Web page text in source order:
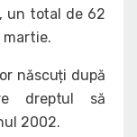
un total de 62
martie.
născuți după
dreptul să
2002.